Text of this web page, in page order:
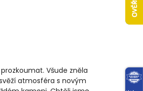
Všude zněla
atmosféra s novým